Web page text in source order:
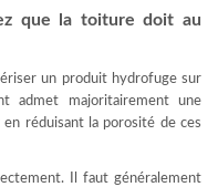
que la toiture doit au
un produit hydrofuge sur
admet majoritairement une
réduisant la porosité de ces
Il faut généralement